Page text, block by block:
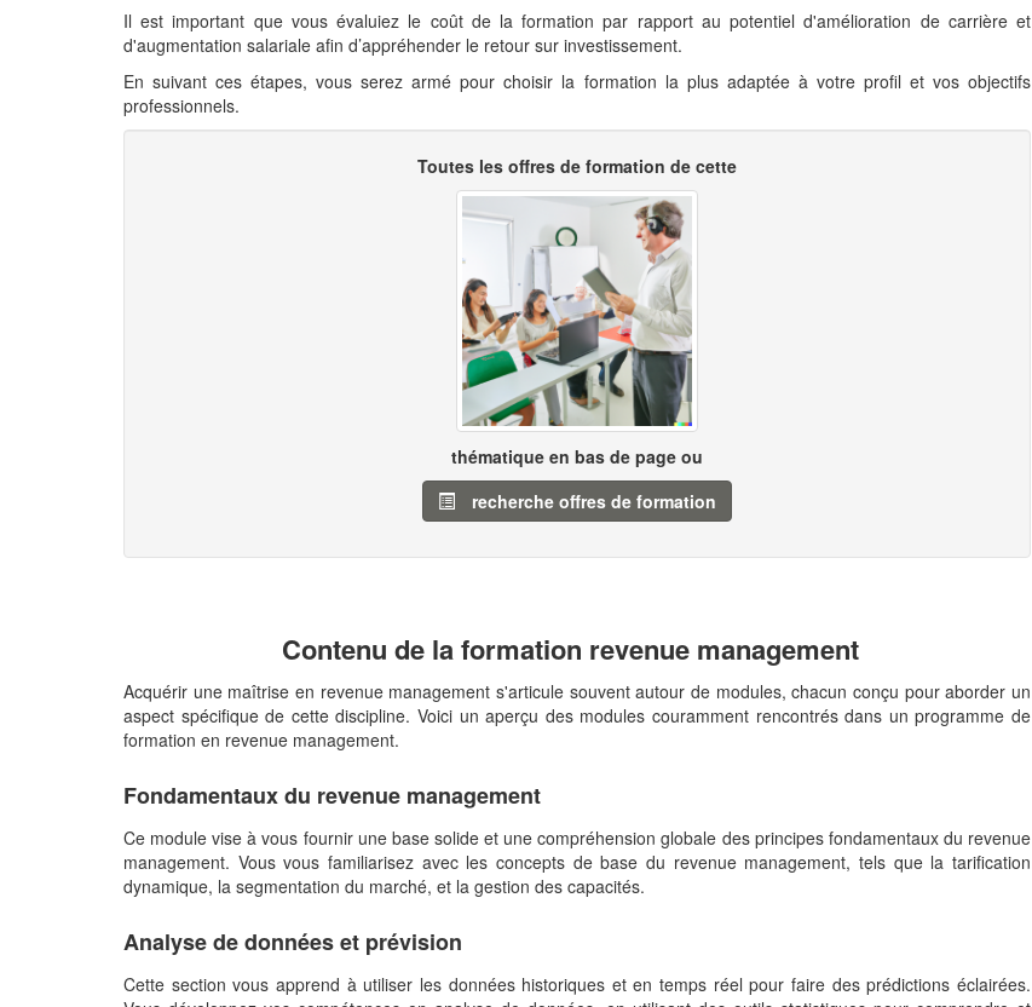
Il est important que vous évaluiez le coût de la formation par rapport au potentiel d'amélioration de carrière et
d'augmentation salariale afin d’appréhender le retour sur investissement.
En suivant ces étapes, vous serez armé pour choisir la formation la plus adaptée à votre profil et vos objectifs
professionnels.
Toutes les offres de formation de cette
thématique en bas de page ou
recherche offres de formation
Contenu de la formation revenue management
Acquérir une maîtrise en revenue management s'articule souvent autour de modules, chacun conçu pour aborder un
aspect spécifique de cette discipline. Voici un aperçu des modules couramment rencontrés dans un programme de
formation en revenue management.
Fondamentaux du revenue management
Ce module vise à vous fournir une base solide et une compréhension globale des principes fondamentaux du revenue
management. Vous vous familiarisez avec les concepts de base du revenue management, tels que la tarification
dynamique, la segmentation du marché, et la gestion des capacités.
Analyse de données et prévision
Cette section vous apprend à utiliser les données historiques et en temps réel pour faire des prédictions éclairées.